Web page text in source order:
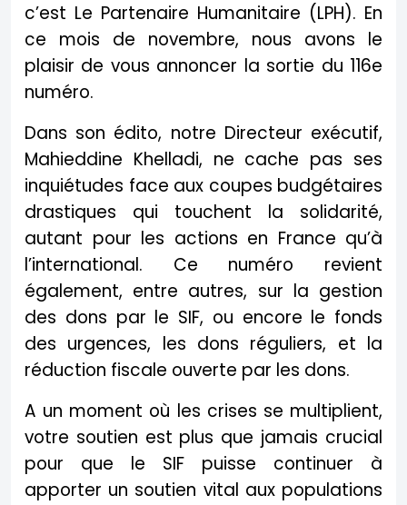
c’est Le Partenaire Humanitaire (LPH). En
ce mois de novembre, nous avons le
plaisir de vous annoncer la sortie du 116e
numéro.
Dans son édito, notre Directeur exécutif,
Mahieddine Khelladi, ne cache pas ses
inquiétudes face aux coupes budgétaires
drastiques qui touchent la solidarité,
autant pour les actions en France qu’à
l’international. Ce numéro revient
également, entre autres, sur la gestion
des dons par le SIF, ou encore le fonds
des urgences, les dons réguliers, et la
réduction fiscale ouverte par les dons.
A un moment où les crises se multiplient,
votre soutien est plus que jamais crucial
pour que le SIF puisse continuer à
apporter un soutien vital aux populations